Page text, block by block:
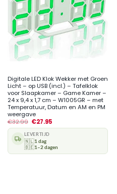
Digitale LED Klok Wekker met Groen
Licht – op USB (incl.) – Tafelklok
voor Slaapkamer – Game Kamer –
24 x 9,4 x 1,7 cm – W1005GR – met
Temperatuur, Datum en AM en PM
weergave
€32.99 €27.95
LEVERTIJD
🇳🇱1 dag
🇧🇪1–2 dagen